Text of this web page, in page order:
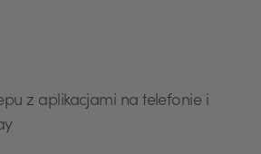
z aplikacjami na telefonie i